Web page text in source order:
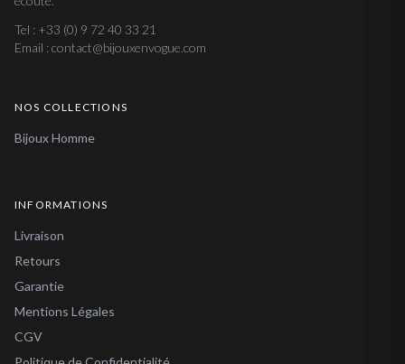
Tel : +33 (0) 9 72 40 33 21
Email : contact@bijouxenvogue.com
NOS COLLECTIONS
Bijoux Homme
INFORMATIONS
Livraison
Retours
Garantie
Mentions Légales
CGV